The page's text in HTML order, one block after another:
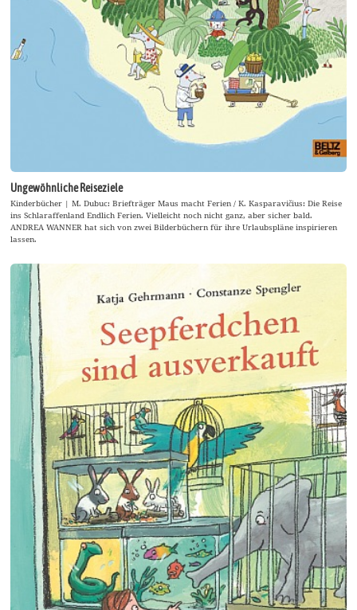
Ungewöhnliche Reiseziele
Kinderbücher | M. Dubuc: Briefträger Maus macht Ferien / K. Kasparavičius: Die Reise
ins Schlaraffenland Endlich Ferien. Vielleicht noch nicht ganz, aber sicher bald.
ANDREA WANNER hat sich von zwei Bilderbüchern für ihre Urlaubspläne inspirieren
lassen.